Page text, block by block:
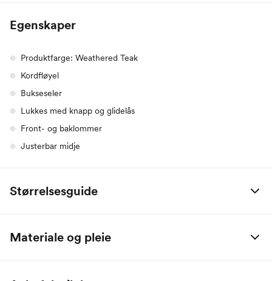
Egenskaper
Produktfarge: Weathered Teak
Kordfløyel
Bukseseler
Lukkes med knapp og glidelås
Front- og baklommer
Justerbar midje
Størrelsesguide
Name it Baby:
Alder 0 M
Materiale og pleie